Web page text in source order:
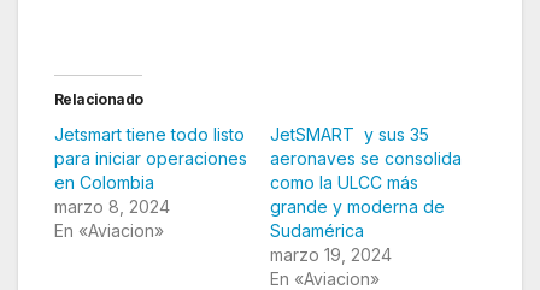
Relacionado
Jetsmart tiene todo listo
para iniciar operaciones
en Colombia
marzo 8, 2024
En «Aviacion»
JetSMART y sus 35
aeronaves se consolida
como la ULCC más
grande y moderna de
Sudamérica
marzo 19, 2024
En «Aviacion»